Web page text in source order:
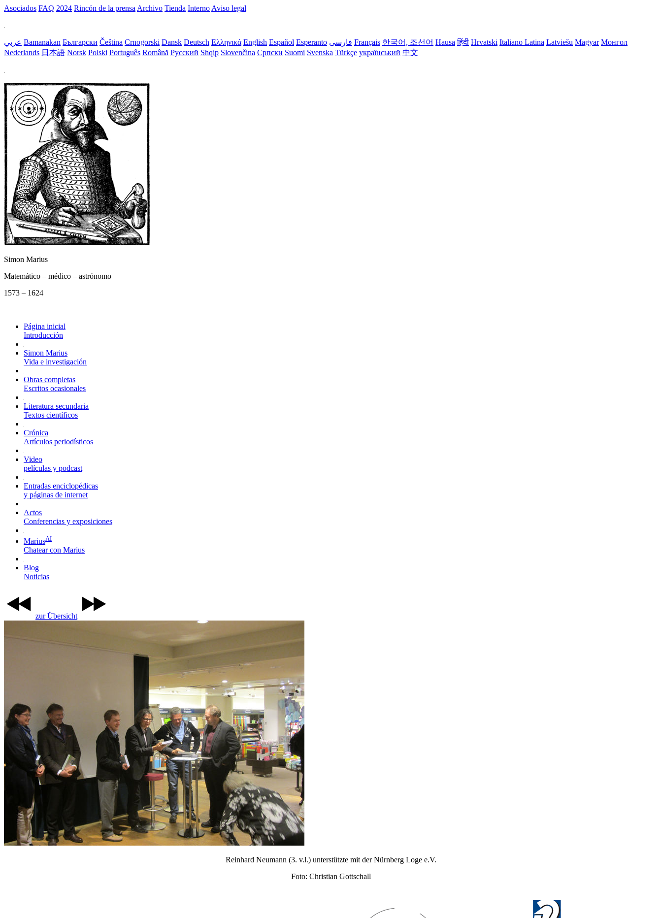
Asociados FAQ 2024 Rincón de la prensa Archivo Tienda Interno Aviso legal
عربي Bamanakan Български Čeština Crnogorski Dansk Deutsch Ελληνικά English Español Esperanto فارسی Français 한국어, 조선어 Hausa हिंदी Hrvatski Italiano Latina Latviešu Magyar Монгол
Nederlands 日本語 Norsk Polski Português Română Русский Shqip Slovenčina Српски Suomi Svenska Türkçe український 中文
Simon Marius
Matemático – médico – astrónomo
1573 – 1624
Página inicial
Introducción
Simon Marius
Vida e investigación
Obras completas
Escritos ocasionales
Literatura secundaria
Textos científicos
Crónica
Artículos periodísticos
Video
películas y podcast
Entradas enciclopédicas
y páginas de internet
Actos
Conferencias y exposiciones
MariusAI
Chatear con Marius
Blog
Noticias
zur Übersicht
Reinhard Neumann (3. v.l.) unterstützte mit der Nürnberg Loge e.V.
Foto: Christian Gottschall